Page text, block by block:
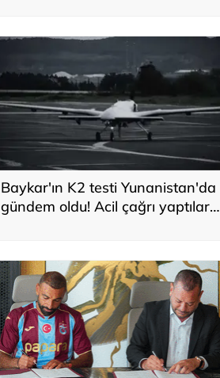
Baykar'ın K2 testi Yunanistan'da
gündem oldu! Acil çağrı yaptılar...